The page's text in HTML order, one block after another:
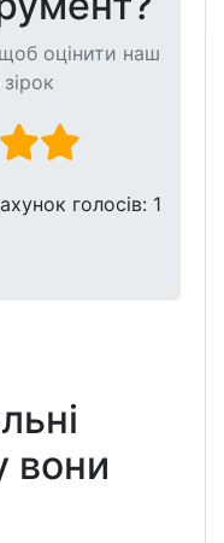
оцінити наш
голосів: 1
вони